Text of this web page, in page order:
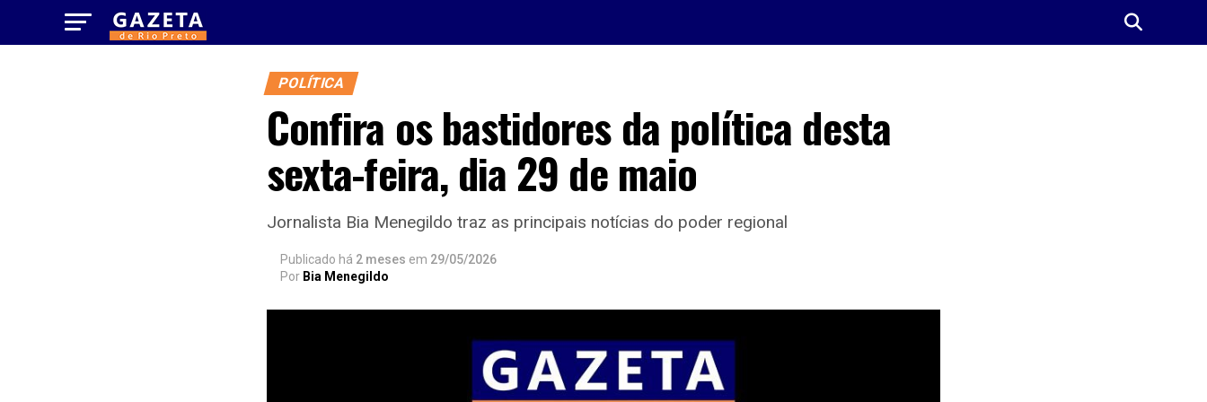
POLÍTICA
Confira os bastidores da política desta
sexta-feira, dia 29 de maio
Jornalista Bia Menegildo traz as principais notícias do poder regional
Publicado há 2 meses em 29/05/2026
Por Bia Menegildo